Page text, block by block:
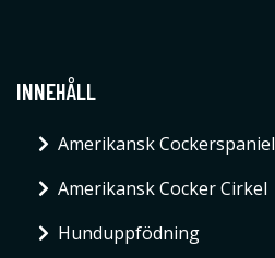
INNEHÅLL
Amerikansk Cockerspaniel
Amerikansk Cocker Cirkel
Hunduppfödning